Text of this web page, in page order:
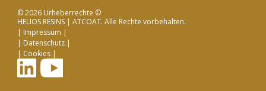
© 2026 Urheberrechte ©
HELIOS RESINS | ATCOAT. Alle Rechte vorbehalten.
Impressum
Datenschutz
Cookies